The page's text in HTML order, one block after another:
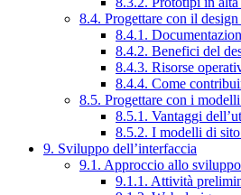
8.4. Progettare con il
8.4.1.
8.4.2. Benefici del
8.4.3. Risorse
8.4.4. Come
8.5. Progettare con i
8.5.1. Vantaggi
8.5.2. I modelli di
9. Sviluppo dell’interfaccia
9.1. Approccio allo sviluppo
9.1.1. Attività